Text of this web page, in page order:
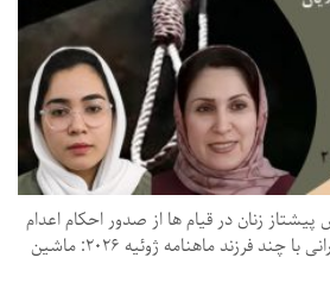
زنان در قیام ها از صدور احکام اعدام
به اتهام «بغی» تا اعدام مادرانی با چند فرزند ماهنامه ژوئیه ۲۰۲۶: ماشین